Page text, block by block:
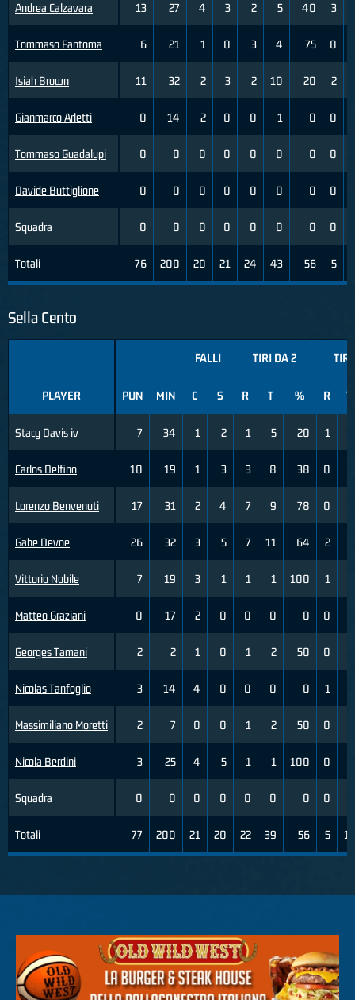
Andrea Calzavara
Tommaso Fantoma
Isiah Brown
Gianmarco Arletti
Tommaso Guadalupi
Davide Buttiglione
Squadra
Totali
13 27 4 3 2 5 40 3
6 21 1 0 3 4 75 0
11 32 2 3 2 10 20 2
0 14 2 0 0 1 0 0
0 0 0 0 0 0 0 0
0 0 0 0 0 0 0 0
0 0 0 0 0 0 0 0
76 200 20 21 24 43 56 5
Sella Cento
PLAYER
Stacy Davis iv
Carlos Delfino
Lorenzo Benvenuti
Gabe Devoe
Vittorio Nobile
Matteo Graziani
Georges Tamani
Nicolas Tanfoglio
Massimiliano Moretti
Nicola Berdini
Squadra
Totali
FALLI TIRI DA 2 TIRI
PUN MIN C S R T % R T
7 34 1 2 1 5 20 1
10 19 1 3 3 8 38 0
17 31 2 4 7 9 78 0
26 32 3 5 7 11 64 2
7 19 3 1 1 1 100 1
0 17 2 0 0 0 0 0
2 2 1 0 1 2 50 0
3 14 4 0 0 0 0 1
2 7 0 0 1 2 50 0
3 25 4 5 1 1 100 0
0 0 0 0 0 0 0 0
77 200 21 20 22 39 56 5 15